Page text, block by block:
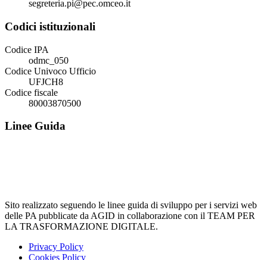
segreteria.pi@pec.omceo.it
Codici istituzionali
Codice IPA
odmc_050
Codice Univoco Ufficio
UFJCH8
Codice fiscale
80003870500
Linee Guida
Sito realizzato seguendo le linee guida di sviluppo per i servizi web
delle PA pubblicate da AGID in collaborazione con il TEAM PER
LA TRASFORMAZIONE DIGITALE.
Privacy Policy
Cookies Policy